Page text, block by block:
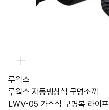
루웍스
루웍스 자동팽창식 구명조끼
LWV-05 가스식 구명복 라이프